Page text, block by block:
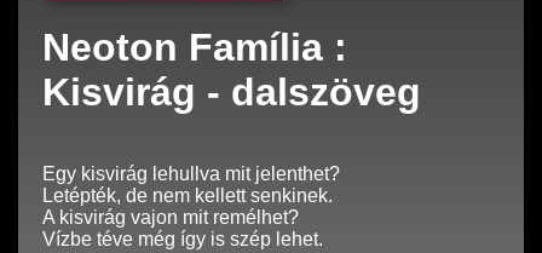
Neoton Família :
Kisvirág - dalszöveg
Egy kisvirág lehullva mit jelenthet?
Letépték, de nem kellett senkinek.
A kisvirág vajon mit remélhet?
Vízbe téve még így is szép lehet.